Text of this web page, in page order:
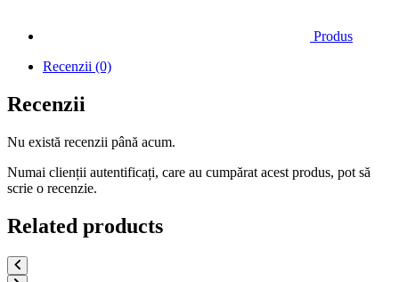
Produs
Recenzii (0)
Recenzii
Nu există recenzii până acum.
Numai clienții autentificați, care au cumpărat acest produs, pot să
scrie o recenzie.
Related products